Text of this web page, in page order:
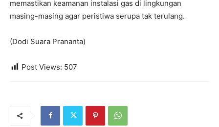
memastikan keamanan instalasi gas di lingkungan
masing-masing agar peristiwa serupa tak terulang.
(Dodi Suara Prananta)
Post Views: 507